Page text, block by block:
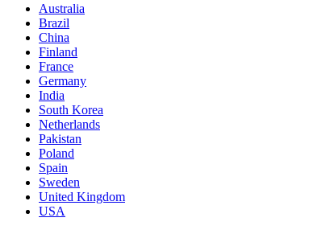
Australia
Brazil
China
Finland
France
Germany
India
South Korea
Netherlands
Pakistan
Poland
Spain
Sweden
United Kingdom
USA